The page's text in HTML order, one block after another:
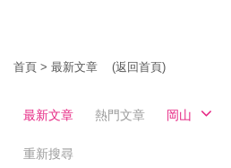
首頁 > 最新文章 (返回首頁)
最新文章 熱門文章 岡山
重新搜尋